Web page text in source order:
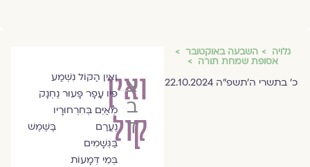
גלויה השבעה באוקטובר
אסופת שמחת תורה
כ׳ בתשרי ה׳תשפ״ה 22.10.2024
ואין
קול
צפנת
בן
דוד
וְאֵין הַקּוֹל נִשְׁמַע
פִּיו עָפָר פָּעוּר נֶחְנָק
מְאַיֵּם בְּחִרְחוּרָיו
נֶעֱרַם בַּשֶּׁמֶשׁ
בַּגְּשָׁמִים
בְּמֵי דְּמָעוֹת